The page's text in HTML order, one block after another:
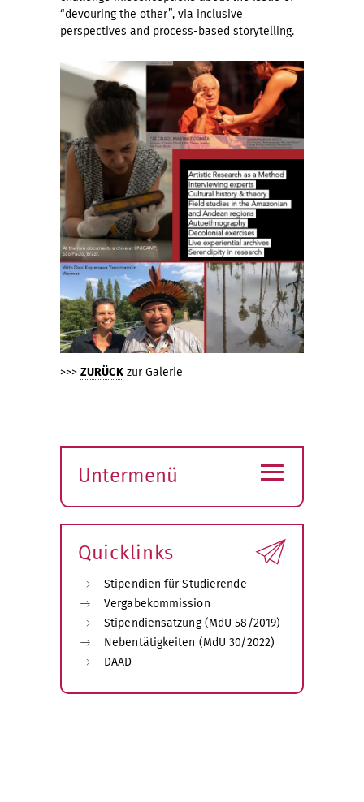
“devouring the other”, via inclusive
perspectives and process-based storytelling.
>>> ZURÜCKzur Galerie
Untermenü
öffnen
≡
Quicklinks
Stipendien für Studierende
Vergabekommission
Stipendiensatzung (MdU 58/2019)
Nebentätigkeiten (MdU 30/2022)
DAAD